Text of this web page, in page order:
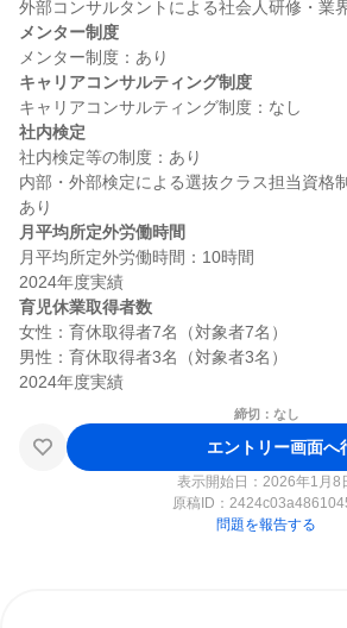
メンター制度
キャリアコンサルティング制度
社内検定
社内検定等の制度：あり
内部・外部検定による選抜クラス担当資格
月平均所定外労働時間
月平均所定外労働時間：10時間
育児休業取得者数
女性：育休取得者7名（対象者7名）
男性：育休取得者3名（対象者3名）
締切：なし
エントリー画面へ
表示開始日：2026年1月8
原稿ID：
問題を報告する